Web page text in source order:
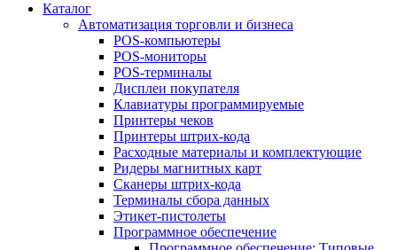
Каталог
Автоматизация торговли и бизнеса
POS-компьютеры
POS-мониторы
POS-терминалы
Дисплеи покупателя
Клавиатуры программируемые
Принтеры чеков
Принтеры штрих-кода
Расходные материалы и комплектующие
Ридеры магнитных карт
Сканеры штрих-кода
Терминалы сбора данных
Этикет-пистолеты
Программное обеспечение